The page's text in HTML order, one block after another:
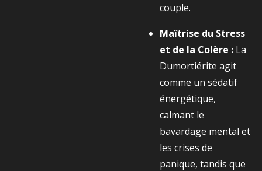
couple.
Maîtrise du Stress
et de la Colère : La
Dumortiérite agit
comme un sédatif
énergétique,
calmant le
bavardage mental et
les crises de
panique, tandis que